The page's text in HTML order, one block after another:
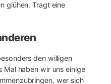
glühen. Tragt eine
den willigen
Mal haben wir uns einige
wer sich